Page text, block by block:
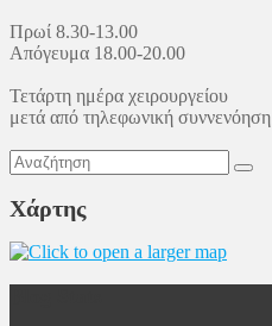
Πρωί 8.30-13.00
Απόγευμα 18.00-20.00
Τετάρτη ημέρα χειρουργείου
μετά από τηλεφωνική συννενόηση
Χάρτης